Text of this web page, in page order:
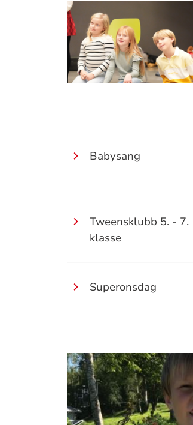
Babysang
Tweensklubb 5. - 7.
klasse
Superonsdag